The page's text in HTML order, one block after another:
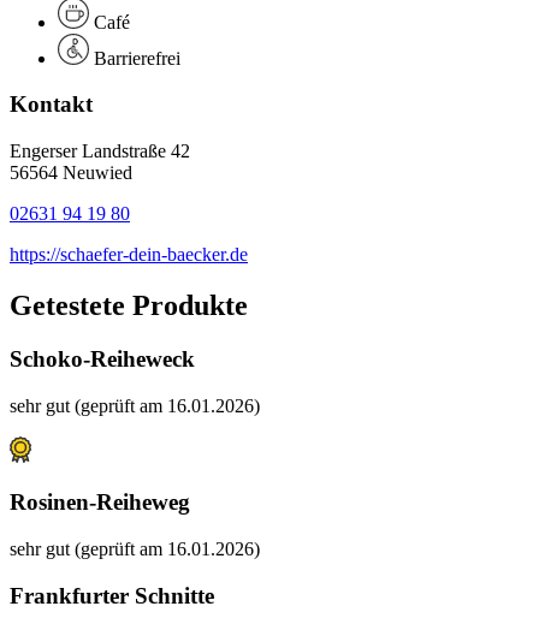
Café
Barrierefrei
Kontakt
Engerser Landstraße 42
56564 Neuwied
02631 94 19 80
https://schaefer-dein-baecker.de
Getestete Produkte
Schoko-Reiheweck
sehr gut (geprüft am 16.01.2026)
Rosinen-Reiheweg
sehr gut (geprüft am 16.01.2026)
Frankfurter Schnitte